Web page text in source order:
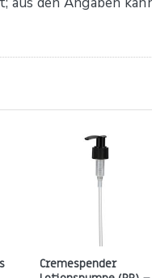
Cremespender